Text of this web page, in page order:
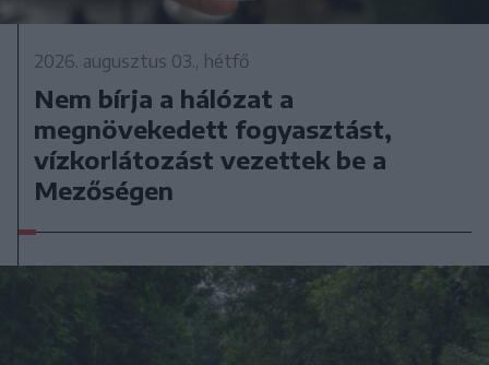
2026. augusztus 03., hétfő
Nem bírja a hálózat a
megnövekedett fogyasztást,
vízkorlátozást vezettek be a
Mezőségen